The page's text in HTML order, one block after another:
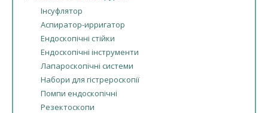
Інсуфлятор
Аспиратор-ирригатор
Ендоскопічні стійки
Ендоскопічні інструменти
Лапароскопічні системи
Набори для гістрероскопії
Помпи ендоскопічні
Резектоскопи